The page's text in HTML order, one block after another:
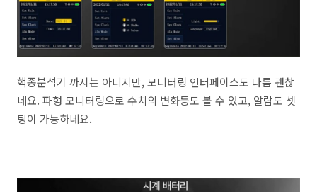
핵종분석기 까지는 아니지만, 모니터링 인터페이스도 나름 괜찮
네요. 파형 모니터링으로 수치의 변화등도 볼 수 있고, 알람도 셋
팅이 가능하네요.